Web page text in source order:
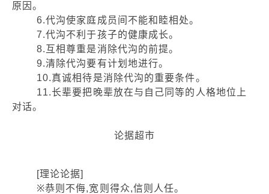
原因。
6.代沟使家庭成员间不能和睦相处。
7.代沟不利于孩子的健康成长。
8.互相尊重是消除代沟的前提。
9.清除代沟要有计划地进行。
10.真诚相待是消除代沟的重要条件。
11.长辈要把晚辈放在与自己同等的人格地位上
对话。
论据超市
[理论论据]
※恭则不侮,宽则得众,信则人任。